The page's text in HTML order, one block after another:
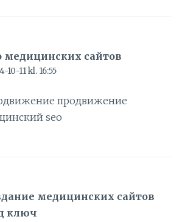
медицинских сайтов
10-11 kl. 16:55
продвижение
seo
медицинских сайтов
ключ